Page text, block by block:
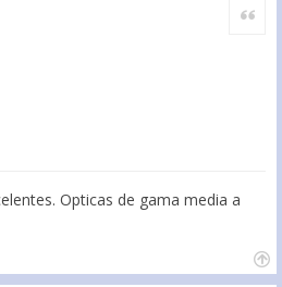
Citar
Opticas de gama media a